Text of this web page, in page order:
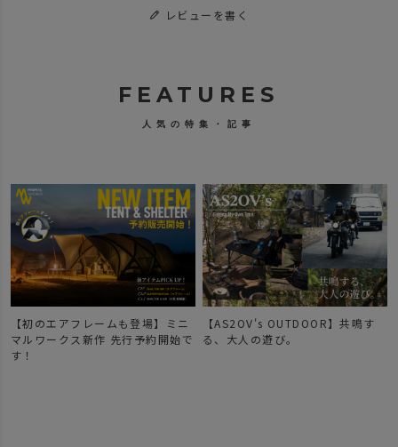
レビューを書く
FEATURES
人気の特集・記事
【初のエアフレームも登場】ミニ
マルワークス新作 先行予約開始で
す！
【AS2OV's OUTDOOR】共鳴す
る、大人の遊び。